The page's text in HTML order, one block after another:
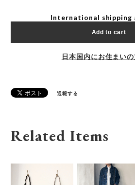
International shipping
Add to cart
日本国内にお住まい
通報する
Related Items